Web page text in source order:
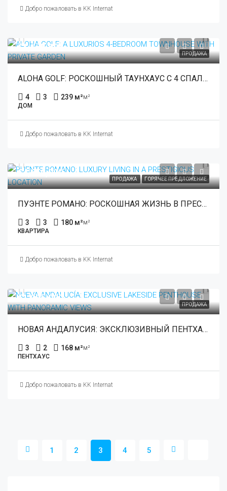
Добро пожаловать в KK International Estate
ПРОДАЖА
€1,175,000
ALOHA GOLF: РОСКОШНЫЙ ТАУНХАУС С 4 СПАЛЬНЯМИ И ЧАСТНЫМ САДОМ
4 3 239 м²м²
ДОМ
Добро пожаловать в KK International Estate
ПРОДАЖА ГОРЯЧЕЕ ПРЕДЛОЖЕНИЕ
€4,650,000
ПУЭНТЕ РОМАНО: РОСКОШНАЯ ЖИЗНЬ В ПРЕСТИЖНОМ МЕСТЕ
3 3 180 м²м²
КВАРТИРА
Добро пожаловать в KK International Estate
ПРОДАЖА
€1,035,000
НОВАЯ АНДАЛУСИЯ: ЭКСКЛЮЗИВНЫЙ ПЕНТХАУС НА БЕРЕГУ ОЗЕРА С ПАНОРАМНЫМ ВИДОМ
3 2 168 м²м²
ПЕНТХАУС
Добро пожаловать в KK International Estate
1 2 3 4 5